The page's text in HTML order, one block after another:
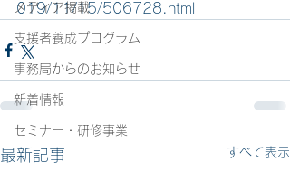
メディア掲載
支援者養成プログラム
事務局からのお知らせ
新着情報
セミナー・研修事業
019/11/15/506728.html
最新記事 すべて表示